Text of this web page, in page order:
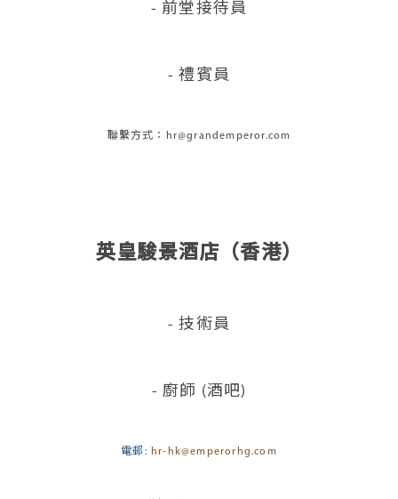
- 前堂接待員
- 禮賓員
聯繫方式：hr@grandemperor.com
英皇駿景酒店（香港）
-技術員
- 廚師 (酒吧)
電郵: hr-hk@emperorhg.com